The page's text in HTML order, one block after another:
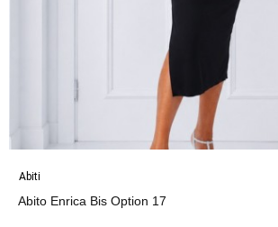
Abiti
Abito Enrica Bis Option 17